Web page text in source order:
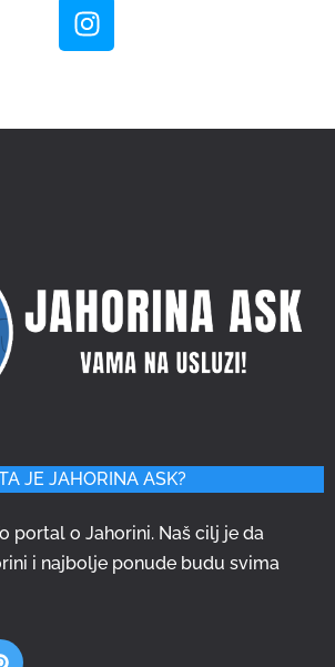
JE JAHORINA ASK?
portal o Jahorini. Naš cilj je da
i najbolje ponude budu svima